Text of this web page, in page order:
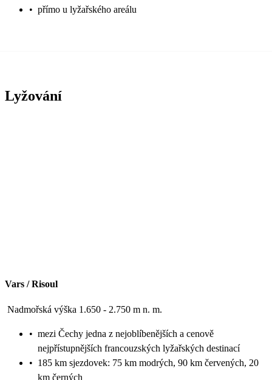
• přímo u lyžařského areálu
Lyžování
Vars / Risoul
Nadmořská výška 1.650 - 2.750 m n. m.
• mezi Čechy jedna z nejoblíbenějších a cenově
nejpřístupnějších francouzských lyžařských destinací
• 185 km sjezdovek: 75 km modrých, 90 km červených, 20
km černých